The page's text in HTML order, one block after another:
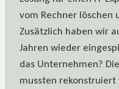
vom Rechner löschen
Zusätzlich haben wir
Jahren wieder
das Unternehmen?
mussten